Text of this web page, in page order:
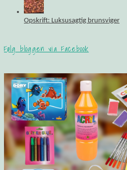
Opskrift: Luksusagtig brunsviger
Følg bloggen via Facebook